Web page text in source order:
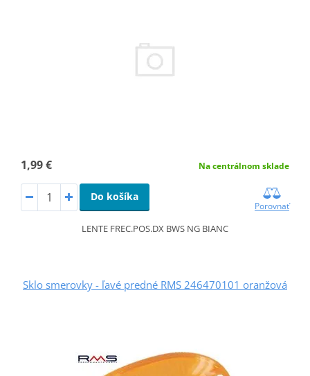
1,99 € Na centrálnom sklade
Do košíka
Porovnať
LENTE FREC.POS.DX BWS NG BIANC
Sklo smerovky - ľavé predné RMS 246470101 oranžová